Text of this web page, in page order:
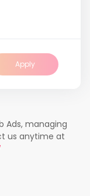
Apply
Ads, managing
us anytime at